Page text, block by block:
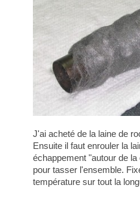
J'ai acheté de la laine de
Ensuite il faut enrouler la
échappement "autour de
pour tasser l'ensemble.
température sur tout la